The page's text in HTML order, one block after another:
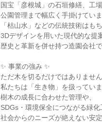
国宝「彦根城」の石垣修繕、工場
公園管理まで幅広く手掛けていま
「枯山水」などの伝統技術はもち
3Dデザインを用いた現代的な提
歴史と革新を併せ持つ造園会社で
✨ 事業の強み ✨
ただ木を切るだけではありません
私たちは「生き物」を扱っていま
樹木の成長に合わせた管理や、
SDGs・環境保全につながる緑化
社会からのニーズが絶えない安定